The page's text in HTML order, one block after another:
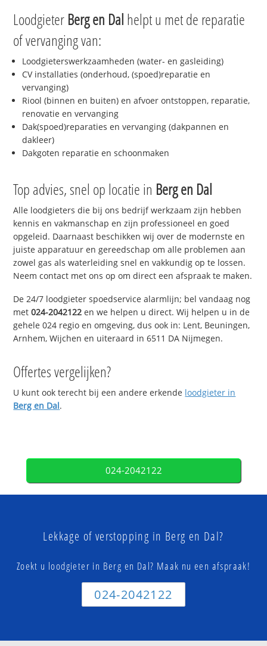
Loodgieter Berg en Dal helpt u met de reparatie
of vervanging van:
Loodgieterswerkzaamheden (water- en gasleiding)
CV installaties (onderhoud, (spoed)reparatie en
vervanging)
Riool (binnen en buiten) en afvoer ontstoppen, reparatie,
renovatie en vervanging
Dak(spoed)reparaties en vervanging (dakpannen en
dakleer)
Dakgoten reparatie en schoonmaken
Top advies, snel op locatie in Berg en Dal
Alle loodgieters die bij ons bedrijf werkzaam zijn hebben
kennis en vakmanschap en zijn professioneel en goed
opgeleid. Daarnaast beschikken wij over de modernste en
juiste apparatuur en gereedschap om alle problemen aan
zowel gas als waterleiding snel en vakkundig op te lossen.
Neem contact met ons op om direct een afspraak te maken.
De 24/7 loodgieter spoedservice alarmlijn; bel vandaag nog
met024-2042122 en we helpen u direct. Wij helpen u in de
gehele 024 regio en omgeving, dus ook in: Lent, Beuningen,
Arnhem, Wijchen en uiteraard in 6511 DA Nijmegen.
Offertes vergelijken?
U kunt ook terecht bij een andere erkende loodgieter in
Berg en Dal.
024-2042122
Lekkage of verstopping in Berg en Dal?
Zoekt u loodgieter in Berg en Dal? Maak nu een afspraak!
024-2042122